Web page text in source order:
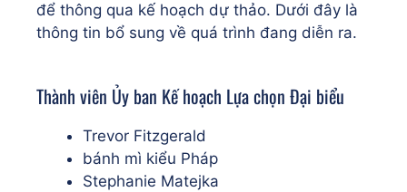
để thông qua kế hoạch dự thảo. Dưới đây là
thông tin bổ sung về quá trình đang diễn ra.
Thành viên Ủy ban Kế hoạch Lựa chọn Đại biểu
Trevor Fitzgerald
bánh mì kiểu Pháp
Stephanie Matejka